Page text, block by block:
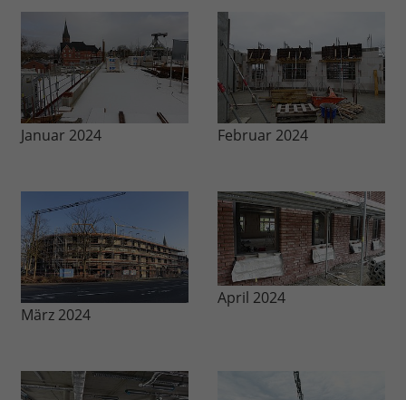
Januar 2024 Februar 2024
März 2024
April 2024